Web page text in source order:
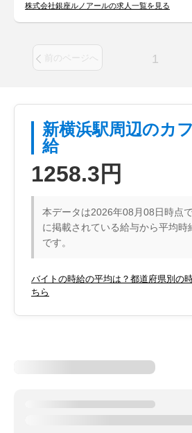
株式会社銀座ルノアールの求人一覧を見る
前のページへ 1
新横浜駅周辺のカ
給
1258.3円
本データは2026年08月08日時点
に掲載されている給与から平均時
です。
バイトの時給の平均は？都道府県別の
ちら